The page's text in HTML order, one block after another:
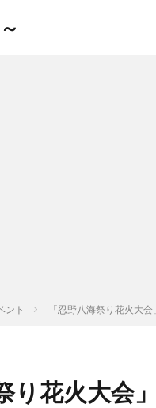
ント 「忍野八海祭り花火大
り花火大会